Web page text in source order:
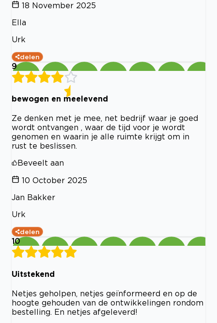
18 November 2025
Ella
Urk
delen
9
bewogen en meelevend
Ze denken met je mee, net bedrijf waar je goed
wordt ontvangen , waar de tijd voor je wordt
genomen en waarin je alle ruimte krijgt om in
rust te beslissen.
Beveelt aan
10 October 2025
Jan Bakker
Urk
delen
10
Uitstekend
Netjes geholpen, netjes geïnformeerd en op de
hoogte gehouden van de ontwikkelingen rondom
bestelling. En netjes afgeleverd!